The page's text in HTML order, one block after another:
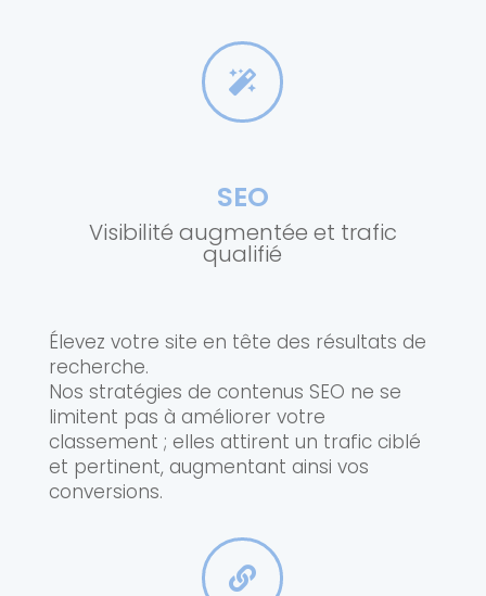

SEO
Visibilité augmentée et trafic
qualifié
Élevez votre site en tête des résultats de
recherche.
Nos stratégies de contenus SEO ne se
limitent pas à améliorer votre
classement ; elles attirent un trafic ciblé
et pertinent, augmentant ainsi vos
conversions.
